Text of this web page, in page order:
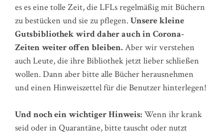
es es eine tolle Zeit, die LFLs regelmäßig mit Büchern
zu bestücken und sie zu pflegen. Unsere kleine
Gutsbibliothek wird daher auch in Corona-
Zeiten weiter offen bleiben. Aber wir verstehen
auch Leute, die ihre Bibliothek jetzt lieber schließen
wollen. Dann aber bitte alle Bücher herausnehmen
und einen Hinweiszettel für die Benutzer hinterlegen!
Und noch ein wichtiger Hinweis: Wenn ihr krank
seid oder in Quarantäne, bitte tauscht oder nutzt